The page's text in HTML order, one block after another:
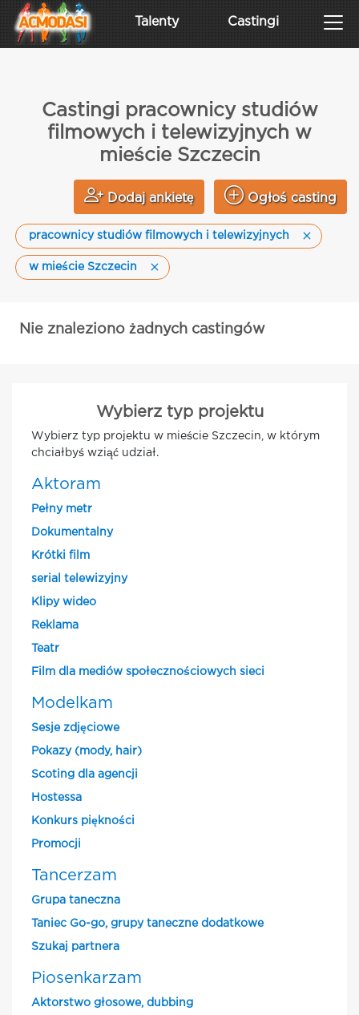
Talenty Castingi
Castingi pracownicy studiów
filmowych i telewizyjnych w
mieście Szczecin
Dodaj ankietę Ogłoś casting
pracownicy studiów filmowych i telewizyjnych
w mieście Szczecin
Nie znaleziono żadnych castingów
Wybierz typ projektu
Wybierz typ projektu w mieście Szczecin, w którym
chciałbyś wziąć udział.
Aktoram
Pełny metr
Dokumentalny
Krótki film
serial telewizyjny
Klipy wideo
Reklama
Teatr
Film dla mediów społecznościowych sieci
Modelkam
Sesje zdjęciowe
Pokazy (mody, hair)
Scoting dla agencji
Hostessa
Konkurs piękności
Promocji
Tancerzam
Grupa taneczna
Taniec Go-go, grupy taneczne dodatkowe
Szukaj partnera
Piosenkarzam
Aktorstwo głosowe, dubbing